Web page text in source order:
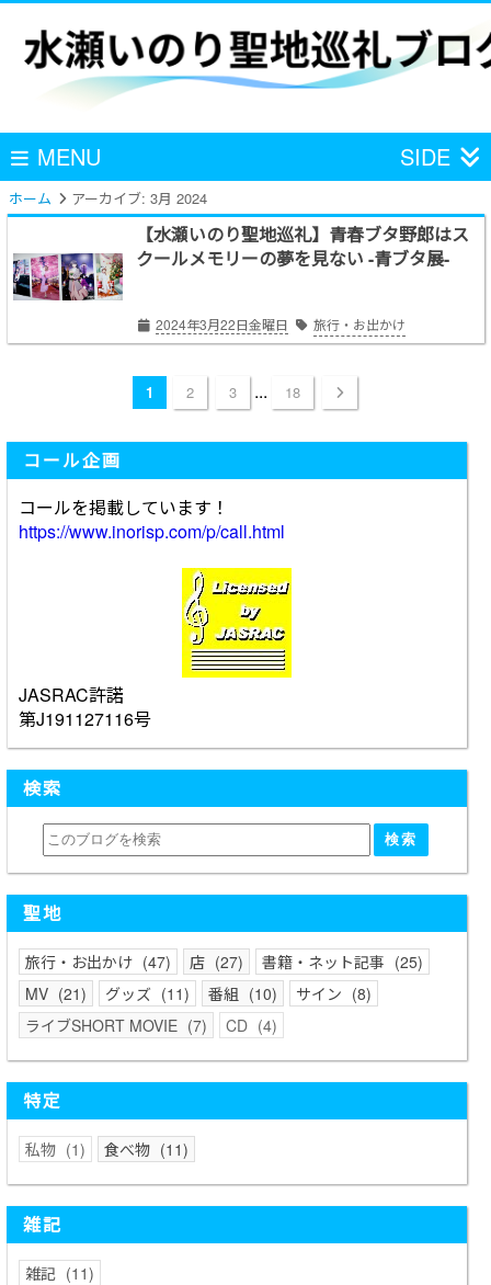
MENU SIDE
ホーム アーカイブ: 3月 2024
【水瀬いのり聖地巡礼】青春ブタ野郎はス
クールメモリーの夢を見ない -青ブタ展-
2024年3月22日金曜日 旅行・お出かけ
1 2 3 ... 18
コール企画
コールを掲載しています！
https://www.inorisp.com/p/call.html
JASRAC許諾
第J191127116号
検索
聖地
旅行・お出かけ 47 店 27 書籍・ネット記事
25
MV
21 グッズ 11 番組 10 サイン
8
ライブSHORT MOVIE
7 CD 4
特定
私物 1 食べ物 11
雑記
雑記 11